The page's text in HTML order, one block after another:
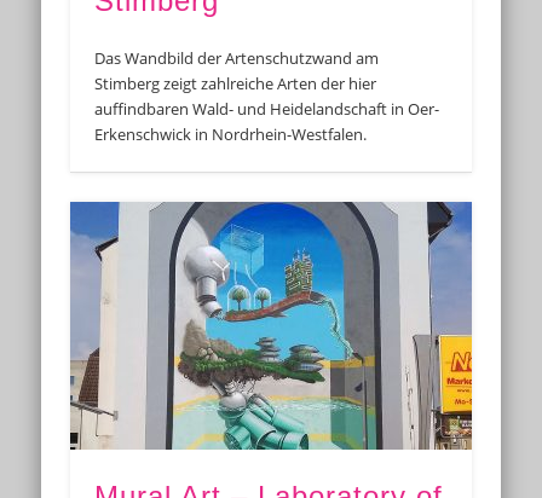
Das Wandbild der Artenschutzwand am
Stimberg zeigt zahlreiche Arten der hier
auffindbaren Wald- und Heidelandschaft in Oer-
Erkenschwick in Nordrhein-Westfalen.